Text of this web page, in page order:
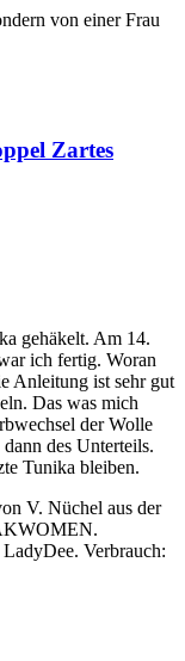
von einer Frau
Zartes
gehäkelt. Am 14.
ich fertig. Woran
Anleitung ist sehr gut
Das was mich
der Wolle
des Unterteils.
Tunika bleiben.
V. Nüchel aus der
Verbrauch: